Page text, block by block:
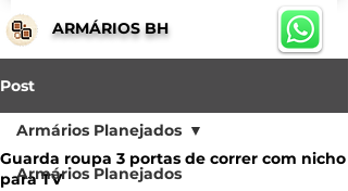
ARMÁRIOS BH
Post
Armários Planejados
Armários Planejados
Guarda roupa 3 portas de correr com nicho
para TV